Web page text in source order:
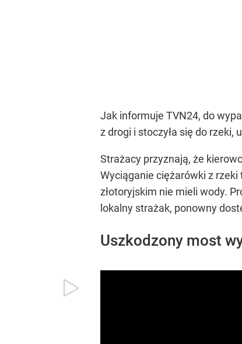
Jak informuje TVN24, do
z drogi i stoczyła się do rzeki,
Strażacy przyznają, że
Wyciąganie ciężarówki z rzeki
złotoryjskim nie mieli wody.
lokalny strażak, ponowny
Uszkodzony most